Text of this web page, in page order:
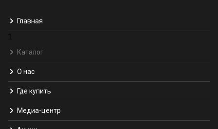
Главная
1
Каталог
О нас
Где купить
Медиа-центр